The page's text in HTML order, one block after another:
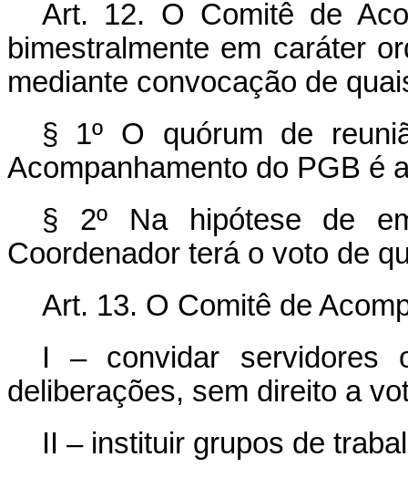
Art. 12. O Comitê de
bimestralmente em caráter
mediante convocação de
§ 1º O quórum de
Acompanhamento do PGB é
§ 2º Na hipótese de
Coordenador terá o voto de
Art. 13. O Comitê de
I – convidar servidores
deliberações, sem direito a
II – instituir grupos de